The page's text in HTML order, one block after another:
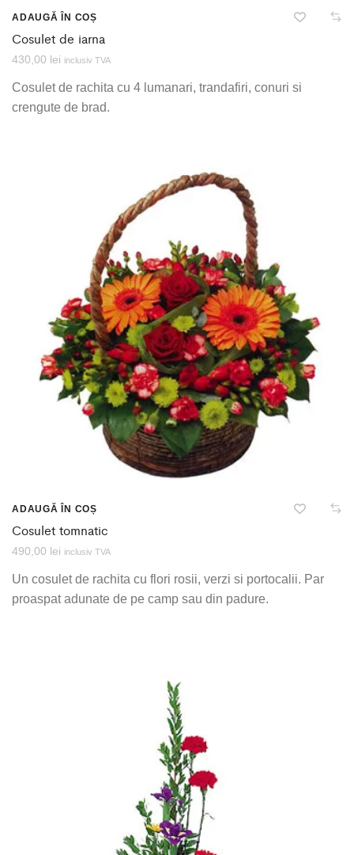
ADAUGĂ ÎN COȘ
Cosulet de iarna
430,00 lei inclusiv TVA
Cosulet de rachita cu 4 lumanari, trandafiri, conuri si
crengute de brad.
ADAUGĂ ÎN COȘ
Cosulet tomnatic
490,00 lei inclusiv TVA
Un cosulet de rachita cu flori rosii, verzi si portocalii. Par
proaspat adunate de pe camp sau din padure.